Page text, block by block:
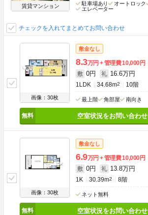
賃貸マンション 駐車場あり オートロック
エレベーター
チェックを入れてまとめてお問い合わせ
画像：30枚
敷金なし
8.3万円 管理費10,000円
敷 0円 礼 16.6万円
1LDK 34.68m2 10階
最上階 角部屋 南向き
空室状況をお問い合わせ
画像：30枚
敷金なし
6.9万円 管理費10,000円
敷 0円 礼 13.8万円
1K 30.39m2 8階
ネット無料
空室状況をお問い合わせ